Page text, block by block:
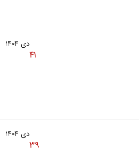
دی ۱۴۰۴
۴۱
دی ۱۴۰۴
۳۹